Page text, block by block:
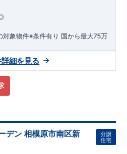
象物件※条件有り 国から最大75万
から直接洗面所・浴室
備
ボウル仕様でお手入れ簡単◎
ス使用♪
ご紹介
細を見る
デン 相模原市南区新
分譲
住宅